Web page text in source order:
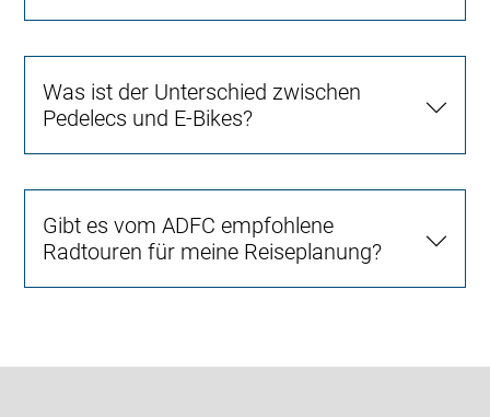
Was ist der Unterschied zwischen
Pedelecs und E-Bikes?
Gibt es vom ADFC empfohlene
Radtouren für meine Reiseplanung?